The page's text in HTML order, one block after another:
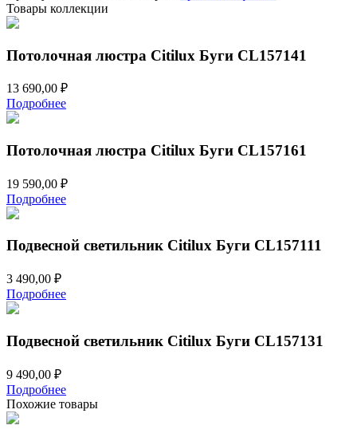
Товары коллекции
Потолочная люстра Citilux Буги CL157141
13 690,00 ₽
Подробнее
Потолочная люстра Citilux Буги CL157161
19 590,00 ₽
Подробнее
Подвесной светильник Citilux Буги CL157111
3 490,00 ₽
Подробнее
Подвесной светильник Citilux Буги CL157131
9 490,00 ₽
Подробнее
Похожие товары